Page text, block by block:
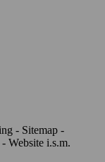
- Sitemap -
Website i.s.m.